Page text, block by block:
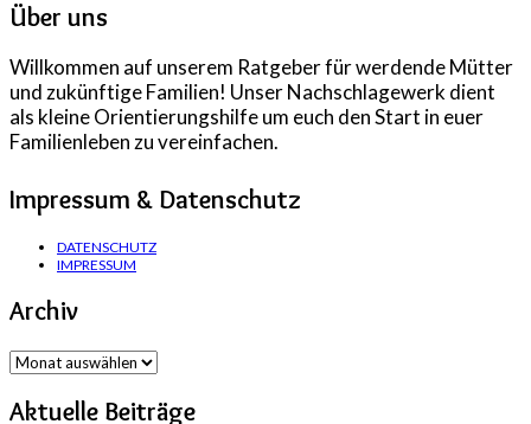
Über uns
Willkommen auf unserem Ratgeber für werdende Mütter
und zukünftige Familien! Unser Nachschlagewerk dient
als kleine Orientierungshilfe um euch den Start in euer
Familienleben zu vereinfachen.
Impressum & Datenschutz
DATENSCHUTZ
IMPRESSUM
Archiv
Archiv
Aktuelle Beiträge